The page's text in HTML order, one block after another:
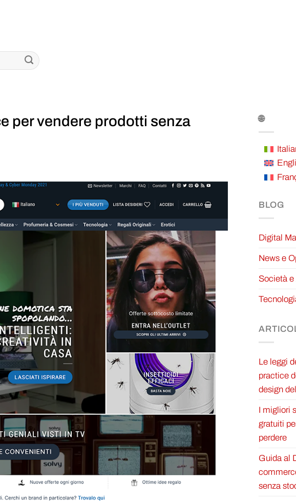
per vendere prodotti senza
🌐
BLOG
Digital
News e
Società
Le leggi
practice
design
I migliori
gratuiti
perdere
Guida al
senza